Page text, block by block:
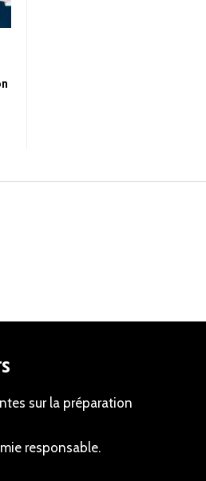
sur la préparation
responsable.